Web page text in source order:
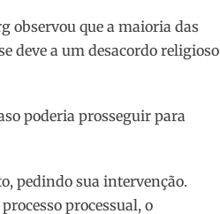
observou que a maioria das
deve a um desacordo religioso
poderia prosseguir para
pedindo sua intervenção.
processual, o